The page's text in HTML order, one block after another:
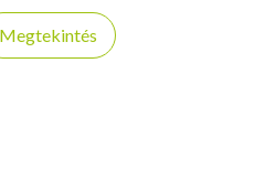
Megtekintés